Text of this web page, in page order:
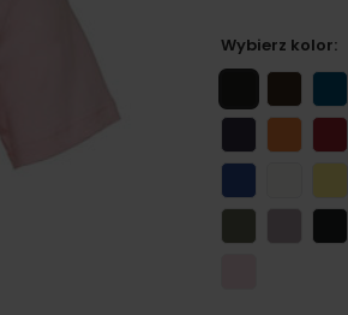
Wybierz kolor: